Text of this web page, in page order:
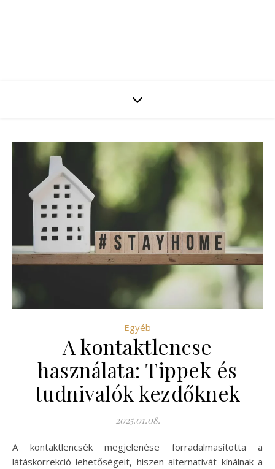
Egyéb
A kontaktlencse
használata: Tippek és
tudnivalók kezdőknek
2025.01.08.
A kontaktlencsék megjelenése forradalmasította a
látáskorrekció lehetőségeit, hiszen alternatívát kínálnak a